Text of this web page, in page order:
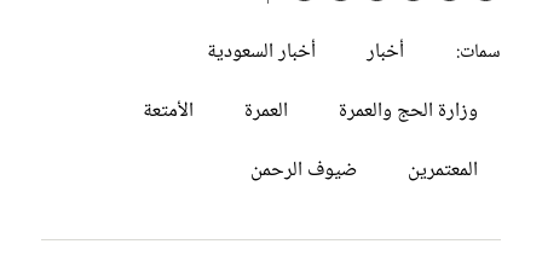
سمات:
أخبار
أخبار السعودية
وزارة الحج والعمرة
العمرة
الأمتعة
المعتمرين
ضيوف الرحمن